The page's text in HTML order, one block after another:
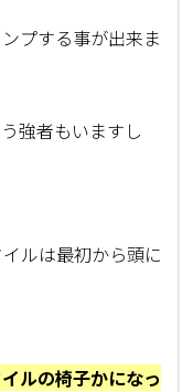
プする事が出来ま
強者もいますし
ルは最初から頭に
ルの椅子かになっ